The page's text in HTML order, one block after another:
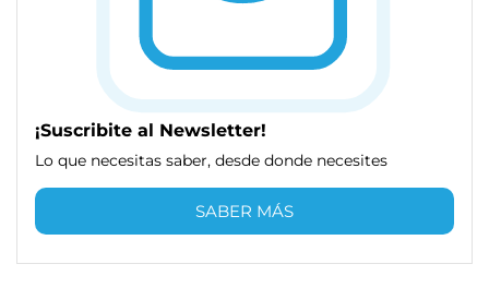
¡Suscribite al Newsletter!
Lo que necesitas saber, desde donde necesites
SABER MÁS